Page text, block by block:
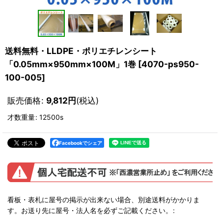
送料無料・LLDPE・ポリエチレンシート
「0.05mm×950mm×100M」1巻 [4070-ps950-
100-005]
販売価格: 9,812円(税込)
才数重量: 12500s
Facebookでシェア
看板・表札に屋号の掲示が出来ない場合、別途送料がかかりま
す。お送り先に屋号・法人名を必ずご記載ください。
: